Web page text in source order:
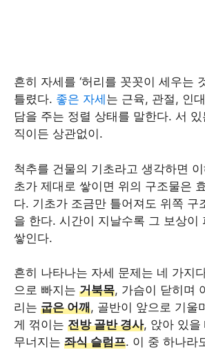
흔히 자세를 ‘허리를 꼿꼿이 세우는
틀렸다. 좋은 자세 는 근육, 관절, 인
담을 주는 정렬 상태를 말한다. 서
직이든 상관없이.
척추를 건물의 기초라고 생각하면
초가 제대로 쌓이면 위의 구조물은
다. 기초가 조금만 틀어져도 위쪽 구
을 한다. 시간이 지날수록 그 보상이
쌓인다.
흔히 나타나는 자세 문제는 네 가지
으로 빠지는 거북목, 가슴이 닫히며
리는 굽은 어깨, 골반이 앞으로 기울
게 꺾이는 전방 골반 경사, 앉아 있을
무너지는 좌식 슬럼프. 이 중 하나라